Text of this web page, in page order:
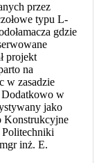
przez
typu L-
gdzie
projekt
na
w zasadzie
Dodatkowo w
jako
Konstrukcyjne
inż. E.